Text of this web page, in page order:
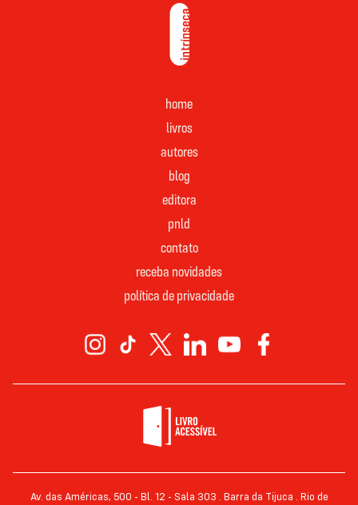
home
livros
autores
blog
editora
pnld
contato
receba novidades
política de privacidade
Av. das Américas, 500 - Bl. 12 - Sala 303 . Barra da Tijuca . Rio de